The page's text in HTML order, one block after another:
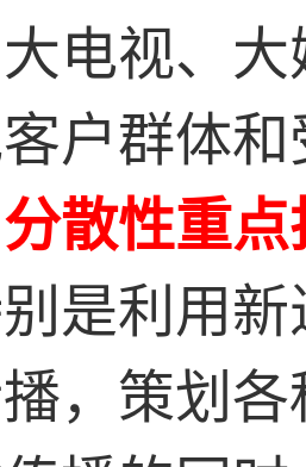
电视、
户群体
散性重
是利用
，策划